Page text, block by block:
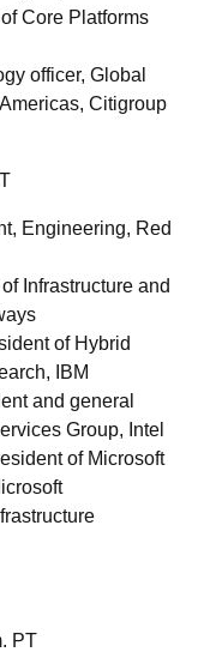
Core Platforms
officer, Global
Citigroup
Engineering, Red
Infrastructure and
of Hybrid
IBM
and general
Group, Intel
of Microsoft
PT